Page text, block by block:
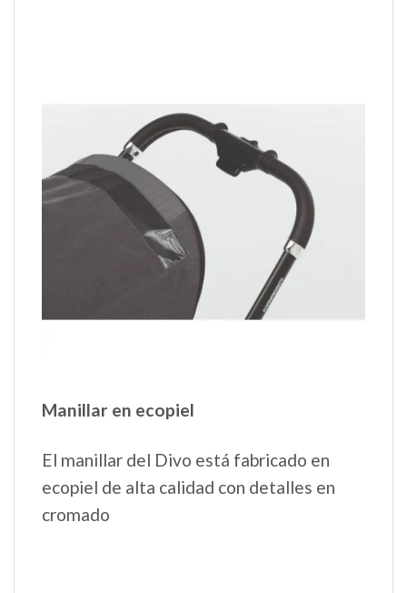
Manillar en ecopiel
El manillar del Divo está fabricado en
ecopiel de alta calidad con detalles en
cromado